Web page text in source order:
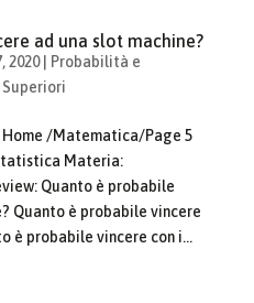
ad una slot machine?
2020| Probabilità e
Home /Matematica/Page 5
Materia:
Quanto è probabile
Quanto è probabile vincere
è probabile vincere con i...